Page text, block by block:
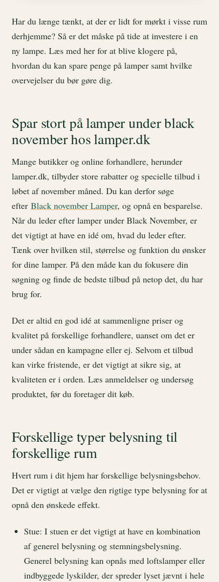
Har du længe tænkt, at der er lidt for mørkt i visse rum
derhjemme? Så er det måske på tide at investere i en
ny lampe. Læs med her for at blive klogere på,
hvordan du kan spare penge på lamper samt hvilke
overvejelser du bør gøre dig.
Spar stort på lamper under black
november hos lamper.dk
Mange butikker og online forhandlere, herunder
lamper.dk, tilbyder store rabatter og specielle tilbud i
løbet af november måned. Du kan derfor søge
efter Black november Lamper, og opnå en besparelse.
Når du leder efter lamper under Black November, er
det vigtigt at have en idé om, hvad du leder efter.
Tænk over hvilken stil, størrelse og funktion du ønsker
for dine lamper. På den måde kan du fokusere din
søgning og finde de bedste tilbud på netop det, du har
brug for.
Det er altid en god idé at sammenligne priser og
kvalitet på forskellige forhandlere, uanset om det er
under sådan en kampagne eller ej. Selvom et tilbud
kan virke fristende, er det vigtigt at sikre sig, at
kvaliteten er i orden. Læs anmeldelser og undersøg
produktet, før du foretager dit køb.
Forskellige typer belysning til
forskellige rum
Hvert rum i dit hjem har forskellige belysningsbehov.
Det er vigtigt at vælge den rigtige type belysning for at
opnå den ønskede effekt.
Stue: I stuen er det vigtigt at have en kombination
af generel belysning og stemningsbelysning.
Generel belysning kan opnås med loftslamper eller
indbyggede lyskilder, der spreder lyset jævnt i hele